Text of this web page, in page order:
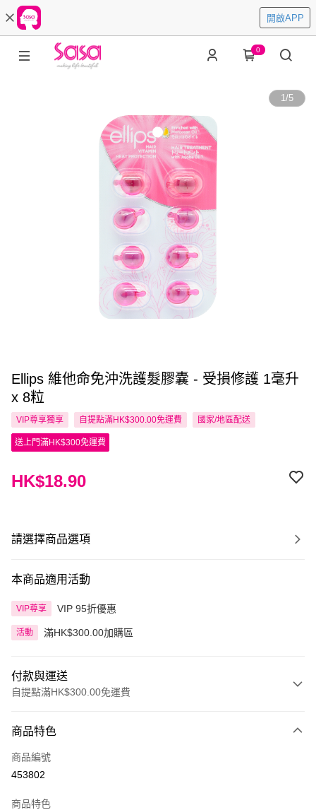
開啟APP
0
1/5
Ellips 維他命免沖洗護髮膠囊 - 受損修護 1毫升
x 8粒
VIP尊享獨享 自提點滿HK$300.00免運費 國家/地區配送
送上門滿HK$300免運費
HK$18.90
請選擇商品選項
本商品適用活動
VIP尊享 VIP 95折優惠
活動 滿HK$300.00加購區
付款與運送
自提點滿HK$300.00免運費
信用卡
Apple Pay
商品特色
商品編號
453802
商品特色